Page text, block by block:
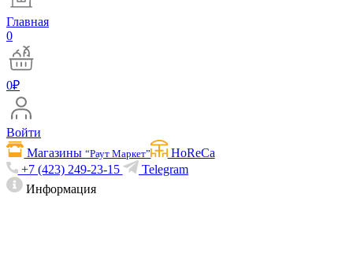
Главная
0
0₽
Войти
Магазины“Раут Маркет”
HoReCa
+7 (423) 249-23-15
Telegram
Информация